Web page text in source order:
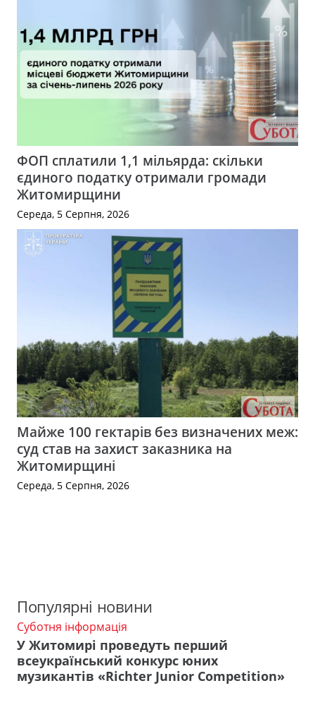
ФОП сплатили 1,1 мільярда: скільки
єдиного податку отримали громади
Житомирщини
Середа, 5 Серпня, 2026
Майже 100 гектарів без визначених меж:
суд став на захист заказника на
Житомирщині
Середа, 5 Серпня, 2026
Популярні новини
Суботня інформація
У Житомирі проведуть перший
всеукраїнський конкурс юних
музикантів «Richter Junior Competition»